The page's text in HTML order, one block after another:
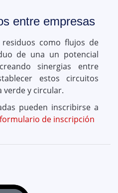
entre empresas
residuos como flujos de
de una un potencial
sinergias entre
estos circuitos
verde y circular.
pueden inscribirse a
formulario de inscripción